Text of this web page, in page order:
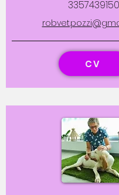
3357439150
CV